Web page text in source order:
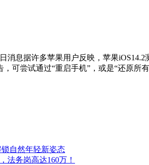
消息据许多苹果用户反映，苹果
可尝试通过“重启手机”，或是“还原所有
自然年轻新姿态
法务岗高达160万！